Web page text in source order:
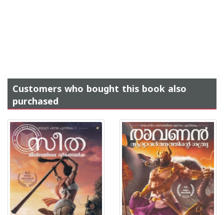
Customers who bought this book also
purchased